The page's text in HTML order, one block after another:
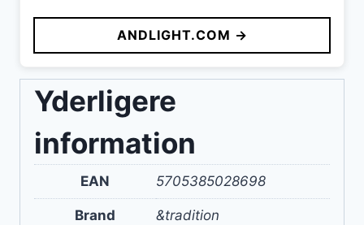
ANDLIGHT.COM →
Yderligere
information
EAN 5705385028698
Brand &tradition